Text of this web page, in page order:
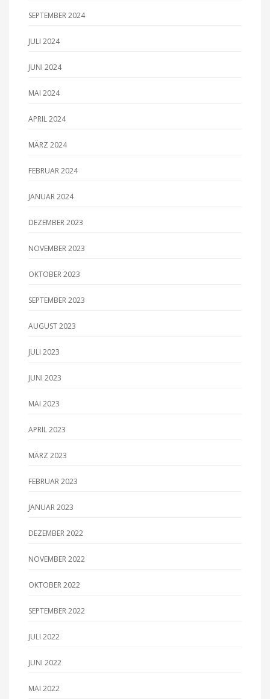
SEPTEMBER 2024
JULI 2024
JUNI 2024
MAI 2024
APRIL 2024
MÄRZ 2024
FEBRUAR 2024
JANUAR 2024
DEZEMBER 2023
NOVEMBER 2023
OKTOBER 2023
SEPTEMBER 2023
AUGUST 2023
JULI 2023
JUNI 2023
MAI 2023
APRIL 2023
MÄRZ 2023
FEBRUAR 2023
JANUAR 2023
DEZEMBER 2022
NOVEMBER 2022
OKTOBER 2022
SEPTEMBER 2022
JULI 2022
JUNI 2022
MAI 2022